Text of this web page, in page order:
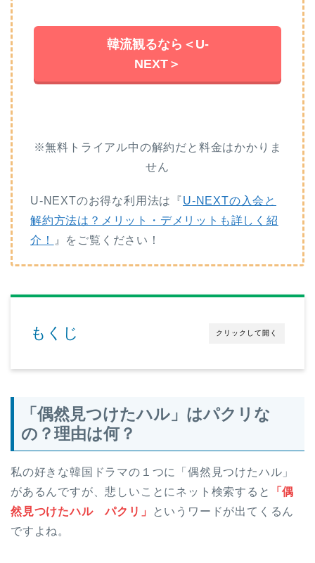
韓流観るなら＜U-
NEXT＞
※無料トライアル中の解約だと料金はかかりま
せん
U-NEXTのお得な利用法は『U-NEXTの入会と
解約方法は？メリット・デメリットも詳しく紹
介！
』をご覧ください！
クリックして開く
もくじ
「偶然見つけたハル」はパクリな
の？理由は何？
私の好きな韓国ドラマの１つに「偶然見つけたハル」
があるんですが、悲しいことにネット検索すると
「偶
然見つけたハル パクリ」
というワードが出てくるん
ですよね。